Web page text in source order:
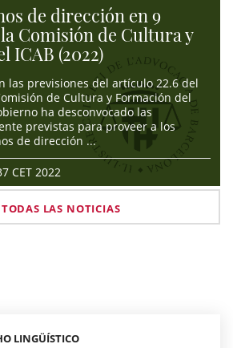
de dirección en 9
Comisión de Cultura y
ICAB (2022)
las previsiones del artículo 22.6 del
de Cultura y Formación del
ha desconvocado las
previstas para proveer a los
de dirección ...
CET 2022
TODAS LAS NOTICIAS
LINGÜÍSTICO